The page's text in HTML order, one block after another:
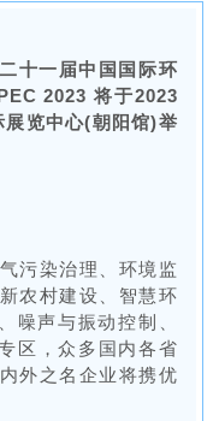
十一届中国国际环
2023 将于2023
展览中心(朝阳馆)举
污染治理、环境监
农村建设、智慧环
噪声与振动控制、
区，众多国内各省
外之名企业将携优